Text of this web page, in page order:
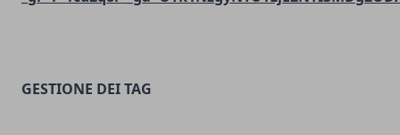
GESTIONE DEI TAG